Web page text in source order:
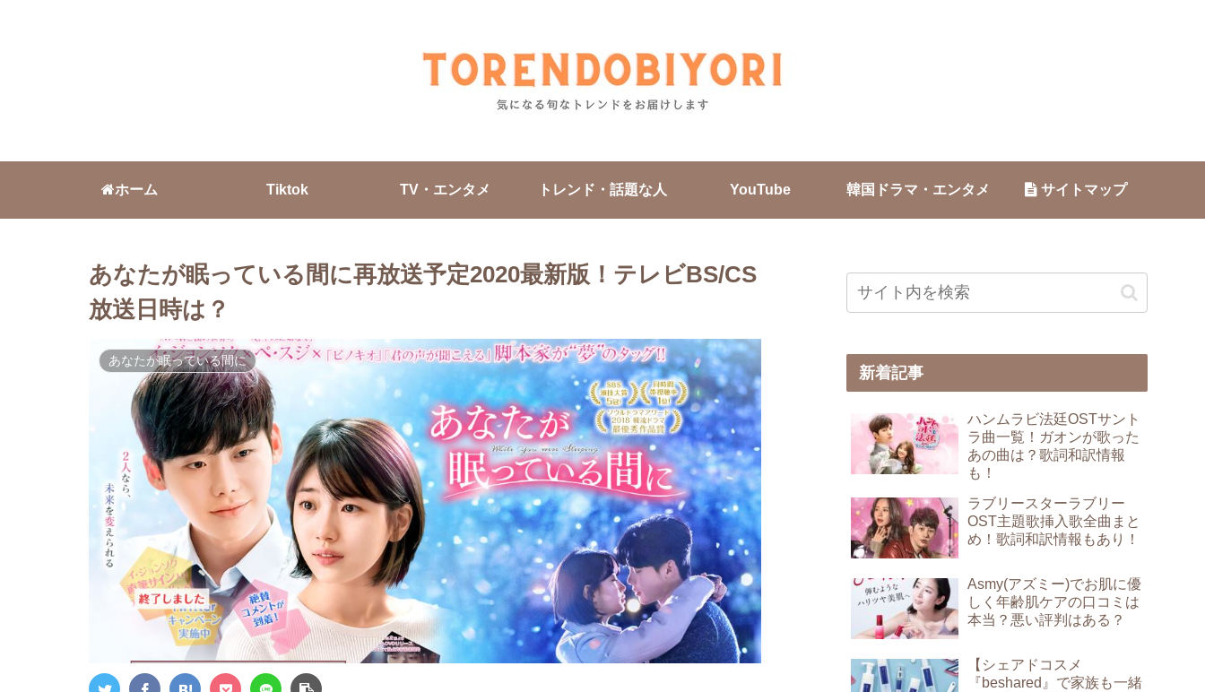
ホーム Tiktok TV・エンタメ トレンド・話題な人 YouTube 韓国ドラマ・エンタメ サイトマップ
あなたが眠っている間に再放送予定2020最新版！テレビBS/CS
放送日時は？
あなたが眠っている間に
新着記事
ハンムラビ法廷OSTサント
ラ曲一覧！ガオンが歌った
あの曲は？歌詞和訳情報
も！
ラブリースターラブリー
OST主題歌挿入歌全曲まと
め！歌詞和訳情報もあり！
Asmy(アズミー)でお肌に優
しく年齢肌ケアの口コミは
本当？悪い評判はある？
【シェアドコスメ
『beshared』で家族も一緒